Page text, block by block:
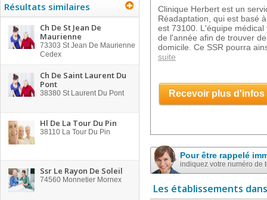
Résultats similaires
Ch De St Jean De
Maurienne
73303 St Jean De Maurienne
Cedex
Ch De Saint Laurent Du
Pont
38380 St Laurent Du Pont
Hl De La Tour Du Pin
38110 La Tour Du Pin
Ssr Le Rayon De Soleil
74560 Monnetier Mornex
Clinique Herbert est un
Réadaptation, qui est basé
est 73100. L'équipe
de l'année afin de trouver
domicile. Ce SSR pourra
suite
Recevoir plus d'infos
Pour être rappelé
indiquez votre numéro de
Les établissements